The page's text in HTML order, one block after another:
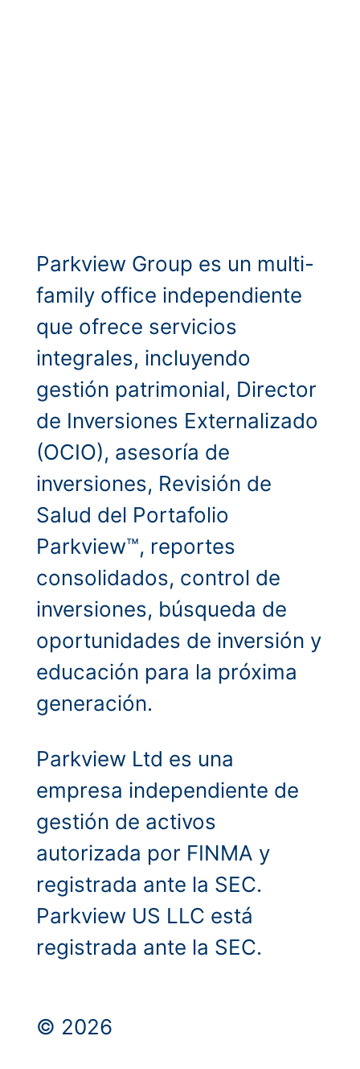
Parkview Group es un multi-
family office independiente
que ofrece servicios
integrales, incluyendo
gestión patrimonial, Director
de Inversiones Externalizado
(OCIO), asesoría de
inversiones, Revisión de
Salud del Portafolio
Parkview™, reportes
consolidados, control de
inversiones, búsqueda de
oportunidades de inversión y
educación para la próxima
generación.
Parkview Ltd es una
empresa independiente de
gestión de activos
autorizada por FINMA y
registrada ante la SEC.
Parkview US LLC está
registrada ante la SEC.
© 2026